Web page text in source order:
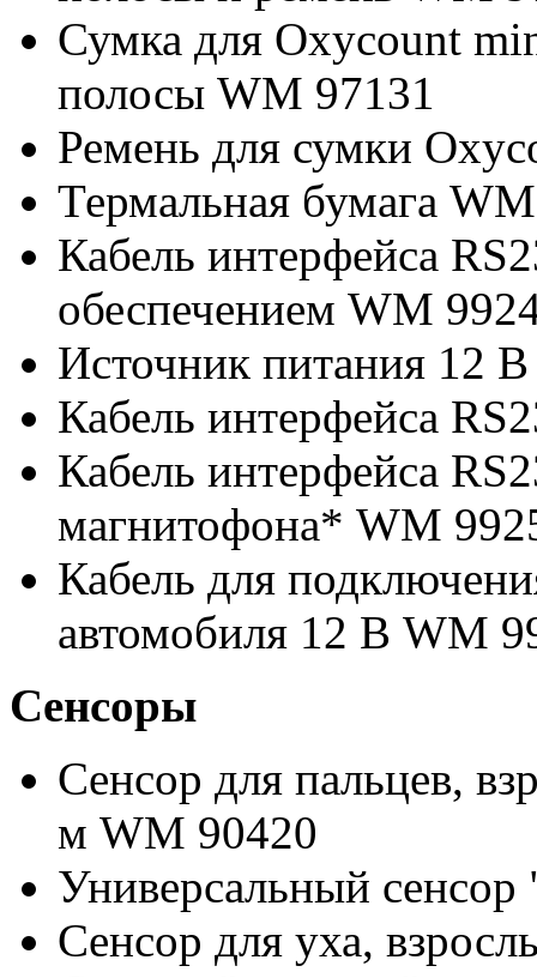
Сумка для Oxycount
полосы WM 97131
Ремень для сумки
Термальная бумага
Кабель интерфейса
обеспечением WM
Источник питания 12
Кабель интерфейса
Кабель интерфейса
магнитофона* WM
Кабель для
автомобиля 12 В WM
Сенсоры
Сенсор для пальцев,
м WM 90420
Универсальный
Сенсор для уха,